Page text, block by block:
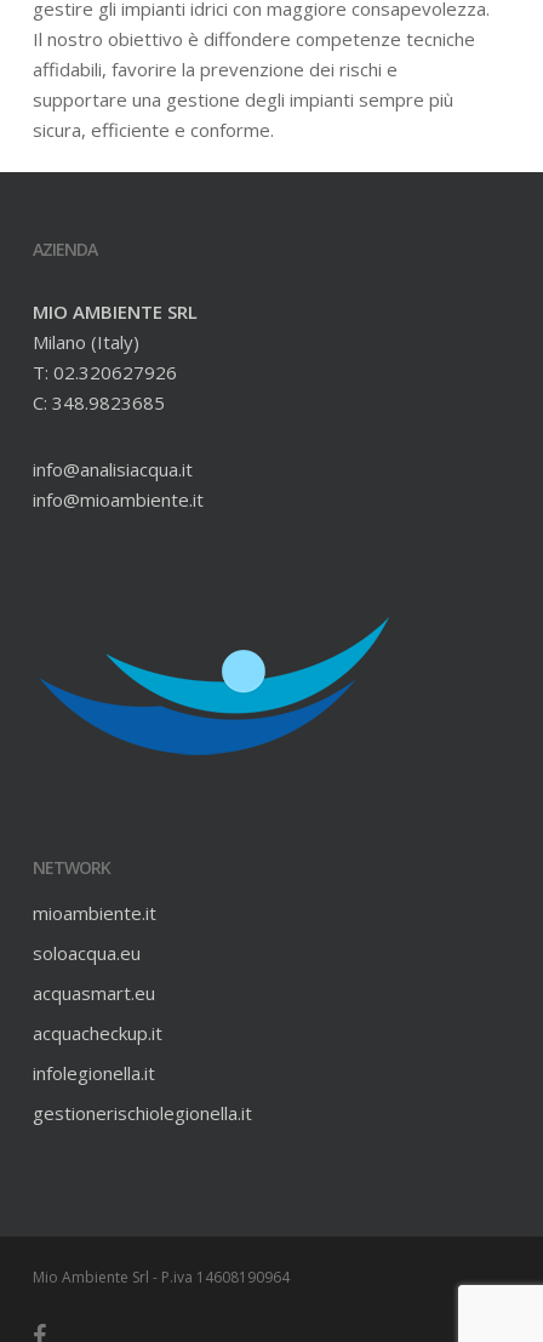
gestire gli impianti idrici con maggiore consapevolezza.
Il nostro obiettivo è diffondere competenze tecniche
affidabili, favorire la prevenzione dei rischi e
supportare una gestione degli impianti sempre più
sicura, efficiente e conforme.
AZIENDA
MIO AMBIENTE SRL
Milano (Italy)
T: 02.320627926
C: 348.9823685
info@analisiacqua.it
info@mioambiente.it
NETWORK
mioambiente.it
soloacqua.eu
acquasmart.eu
acquacheckup.it
infolegionella.it
gestionerischiolegionella.it
Mio Ambiente Srl - P.iva 14608190964
facebook